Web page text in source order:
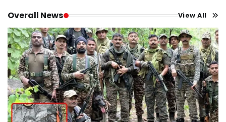
Overall News View All